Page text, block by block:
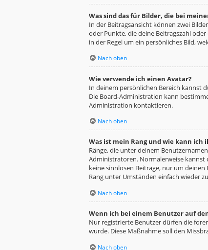
Was sind das für Bilder, die bei
In der Beitragsansicht können zwei
oder Punkte, die deine Beitragszahl
in der Regel um ein persönliches Bild,
Nach oben
Wie verwende ich einen Avatar?
In deinem persönlichen Bereich kannst
Die Board-Administration kann
Administration kontaktieren.
Nach oben
Was ist mein Rang und wie kann ich
Ränge, die unter deinem
Administratoren. Normalerweise kannst
keine sinnlosen Beiträge, nur um
Rang unter Umständen einfach wieder
Nach oben
Wenn ich bei einem Benutzer auf
Nur registrierte Benutzer dürfen die
wurde. Diese Maßnahme soll den
Nach oben